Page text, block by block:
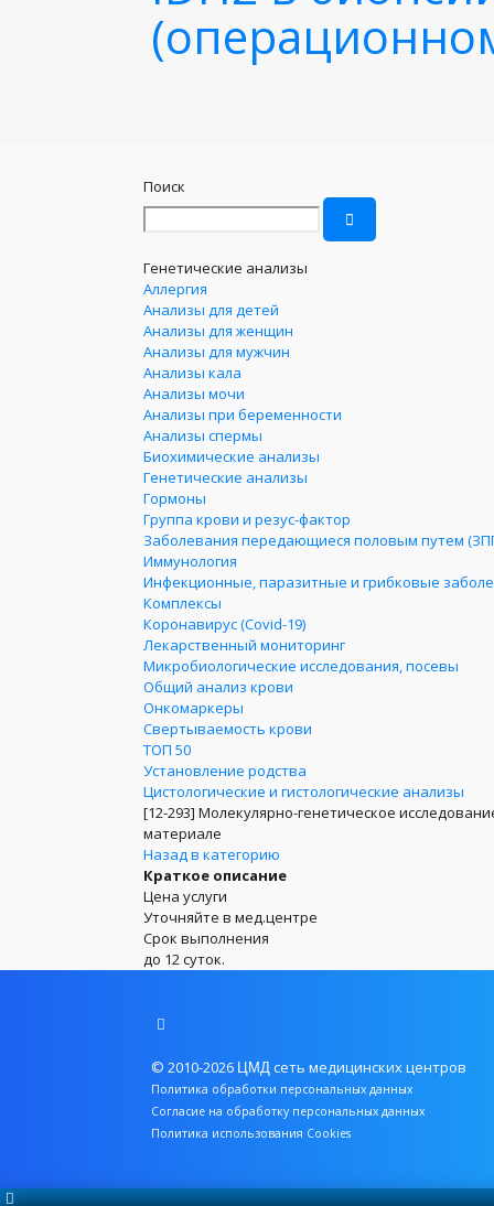
Поиск
Генетические анализы
Аллергия
Анализы для детей
Анализы для женщин
Анализы для мужчин
Анализы кала
Анализы мочи
Анализы при беременности
Анализы спермы
Биохимические анализы
Генетические анализы
Гормоны
Группа крови и резус-фактор
Заболевания передающиеся половым путем
Иммунология
Инфекционные, паразитные и грибковые
Комплексы
Коронавирус (Covid-19)
Лекарственный мониторинг
Микробиологические исследования, посевы
Общий анализ крови
Онкомаркеры
Свертываемость крови
ТОП 50
Установление родства
Цистологические и гистологические анализы
[12-293] Молекулярно-генетическое
материале
Назад в категорию
Краткое описание
Цена услуги
Уточняйте в мед.центре
Срок выполнения
до 12 суток.
© 2010-2026 ЦМД сеть медицинских центров
Политика обработки персональных данных
Согласие на обработку персональных данных
Политика использования Cookies